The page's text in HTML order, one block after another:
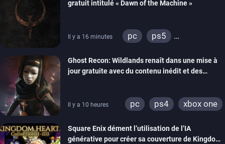
gratuit intitulé « Dawn of the Machine »
Il y a 16 minutes pc
ps5
ps4
xbox one
nintendo 64
Ghost Recon: Wildlands renaît dans une mise à
jour gratuite avec du contenu inédit et des
Il y a 10 heures pc ps4 xbox one
Square Enix dément l’utilisation de l’IA
générative pour créer sa couverture de Kingdom